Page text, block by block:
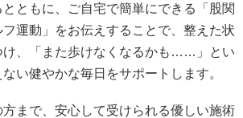
ともに、ご自宅で簡単にできる「股関
運動」をお伝えすることで、整えた状
け、「また歩けなくなるかも……」とい
い健やかな毎日をサポートします。
まで、安心して受けられる優しい施術